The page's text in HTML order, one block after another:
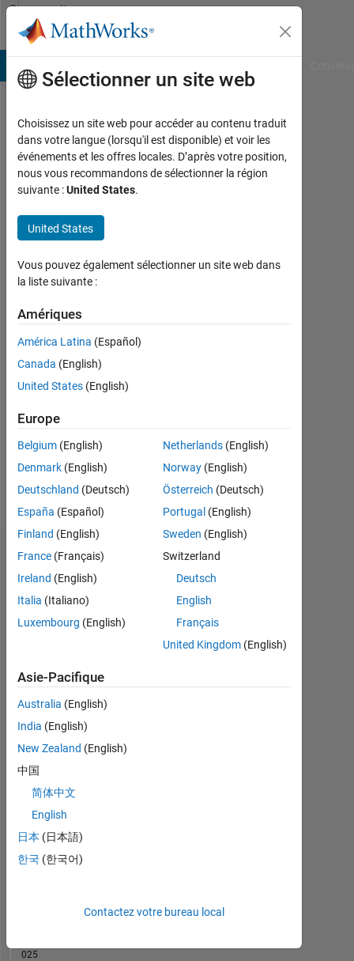
Passer au contenu
Community
Profile
Cir
2t
Last
plus
de 4
y a
Actif
depuis
2020
0
Following:
0
Follow
Tableau de bord
Statistiques
MATLAB Answers
CONTRIBUTIONS L
0
4
025
Sélectionner un site web
Choisissez un site web pour accéder au contenu traduit
dans votre langue (lorsqu'il est disponible) et voir les
événements et les offres locales. D’après votre position,
nous vous recommandons de sélectionner la région
suivante :United States.
United States
Vous pouvez également sélectionner un site web dans
la liste suivante :
Amériques
América Latina (Español)
Canada (English)
United States (English)
Europe
Belgium (English)
Denmark (English)
Deutschland (Deutsch)
España (Español)
Finland (English)
France (Français)
Ireland (English)
Italia (Italiano)
Luxembourg (English)
Netherlands(English)
Norway(English)
Österreich (Deutsch)
Portugal (English)
Sweden (English)
Switzerland
Deutsch
English
Français
United Kingdom(English)
Asie-Pacifique
Australia (English)
India (English)
New Zealand (English)
中国
简体中文
English
日本 (日本語)
한국 (한국어)
Contactez votre bureau local